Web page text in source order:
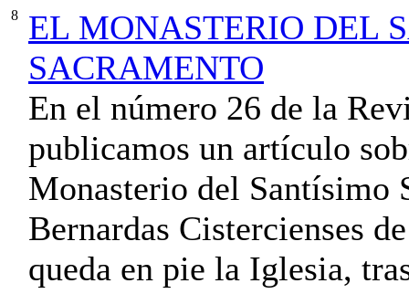
8
EL MONASTERIO DEL
SACRAMENTO
En el número 26 de la
publicamos un artículo
Monasterio del Santísimo
Bernardas Cistercienses
queda en pie la Iglesia,